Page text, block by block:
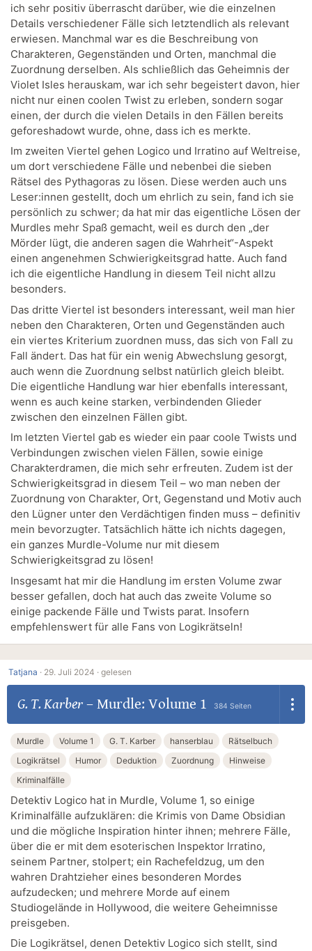
ich sehr positiv überrascht darüber, wie die einzelnen
Details verschiedener Fälle sich letztendlich als relevant
erwiesen. Manchmal war es die Beschreibung von
Charakteren, Gegenständen und Orten, manchmal die
Zuordnung derselben. Als schließlich das Geheimnis der
Violet Isles herauskam, war ich sehr begeistert davon, hier
nicht nur einen coolen Twist zu erleben, sondern sogar
einen, der durch die vielen Details in den Fällen bereits
geforeshadowt wurde, ohne, dass ich es merkte.
Im zweiten Viertel gehen Logico und Irratino auf Weltreise,
um dort verschiedene Fälle und nebenbei die sieben
Rätsel des Pythagoras zu lösen. Diese werden auch uns
Leser:innen gestellt, doch um ehrlich zu sein, fand ich sie
persönlich zu schwer; da hat mir das eigentliche Lösen der
Murdles mehr Spaß gemacht, weil es durch den „der
Mörder lügt, die anderen sagen die Wahrheit“-Aspekt
einen angenehmen Schwierigkeitsgrad hatte. Auch fand
ich die eigentliche Handlung in diesem Teil nicht allzu
besonders.
Das dritte Viertel ist besonders interessant, weil man hier
neben den Charakteren, Orten und Gegenständen auch
ein viertes Kriterium zuordnen muss, das sich von Fall zu
Fall ändert. Das hat für ein wenig Abwechslung gesorgt,
auch wenn die Zuordnung selbst natürlich gleich bleibt.
Die eigentliche Handlung war hier ebenfalls interessant,
wenn es auch keine starken, verbindenden Glieder
zwischen den einzelnen Fällen gibt.
Im letzten Viertel gab es wieder ein paar coole Twists und
Verbindungen zwischen vielen Fällen, sowie einige
Charakterdramen, die mich sehr erfreuten. Zudem ist der
Schwierigkeitsgrad in diesem Teil – wo man neben der
Zuordnung von Charakter, Ort, Gegenstand und Motiv auch
den Lügner unter den Verdächtigen finden muss – definitiv
mein bevorzugter. Tatsächlich hätte ich nichts dagegen,
ein ganzes Murdle-Volume nur mit diesem
Schwierigkeitsgrad zu lösen!
Insgesamt hat mir die Handlung im ersten Volume zwar
besser gefallen, doch hat auch das zweite Volume so
einige packende Fälle und Twists parat. Insofern
empfehlenswert für alle Fans von Logikrätseln!
Tatjana · 29. Juli 2024 · gelesen
G. T. Karber– Murdle: Volume 1 384 Seiten
Murdle Volume 1 G. T. Karber hanserblau
Rätselbuch
Logikrätsel
Humor Deduktion Zuordnung
Hinweise
Kriminalfälle
Detektiv Logico hat in Murdle, Volume 1, so einige
Kriminalfälle aufzuklären: die Krimis von Dame Obsidian
und die mögliche Inspiration hinter ihnen; mehrere Fälle,
über die er mit dem esoterischen Inspektor Irratino,
seinem Partner, stolpert; ein Rachefeldzug, um den
wahren Drahtzieher eines besonderen Mordes
aufzudecken; und mehrere Morde auf einem
Studiogelände in Hollywood, die weitere Geheimnisse
preisgeben.
Die Logikrätsel, denen Detektiv Logico sich stellt, sind